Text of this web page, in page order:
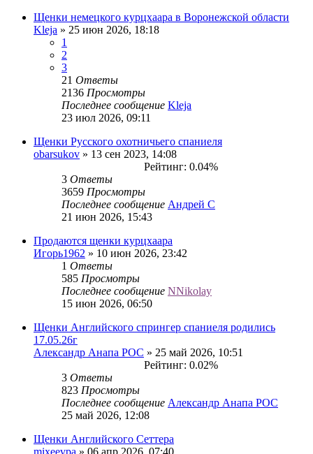
Щенки немецкого курцхаара в Воронежской области
Kleja » 25 июн 2026, 18:18
1
2
3
21 Ответы
2136 Просмотры
Последнее сообщение Kleja
23 июл 2026, 09:11
Щенки Русского охотничьего спаниеля
obarsukov » 13 сен 2023, 14:08
Рейтинг: 0.04%
3 Ответы
3659 Просмотры
Последнее сообщение Андрей С
21 июн 2026, 15:43
Продаются щенки курцхаара
Игорь1962 » 10 июн 2026, 23:42
1 Ответы
585 Просмотры
Последнее сообщение NNikolay
15 июн 2026, 06:50
Щенки Английского спрингер спаниеля родились
17.05.26г
Александр Анапа РОС » 25 май 2026, 10:51
Рейтинг: 0.02%
3 Ответы
823 Просмотры
Последнее сообщение Александр Анапа РОС
25 май 2026, 12:08
Щенки Английского Сеттера
mixeevpa » 06 апр 2026, 07:40